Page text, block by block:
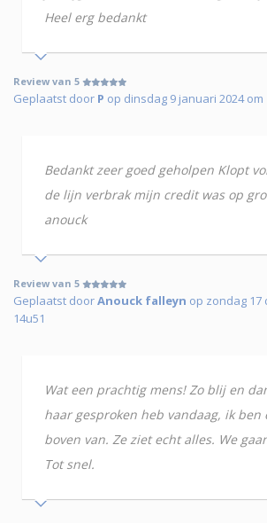
Heel erg bedankt
Review van 5
Geplaatst door P op dinsdag 9 januari 2024 om
Bedankt zeer goed geholpen Klopt
de lijn verbrak mijn credit was op
anouck
Review van 5
Geplaatst doorAnouck falleyn op zondag 17
14u51
Wat een prachtig mens! Zo blij en
haar gesproken heb vandaag, ik ben
boven van. Ze ziet echt alles. We
Tot snel.